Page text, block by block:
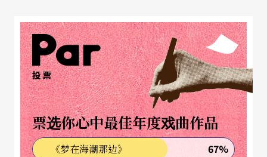
影响整个世界。
投票
票选你心中最佳年度戏曲作品
《梦在海潮那边》 67%